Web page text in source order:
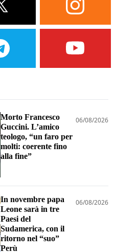
Morto Francesco
Guccini. L’amico
teologo, “un faro per
molti: coerente fino
alla fine”
06/08/2026
In novembre papa
Leone sarà in tre
Paesi del
Sudamerica, con il
ritorno nel “suo”
Perù
06/08/2026